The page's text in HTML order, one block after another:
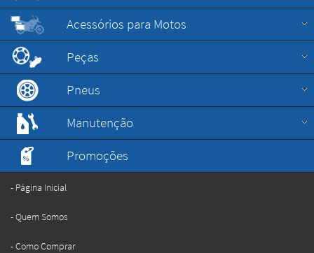
Acessórios para Motos
Peças
Pneus
Manutenção
Promoções
Página Inicial
Quem Somos
Como Comprar